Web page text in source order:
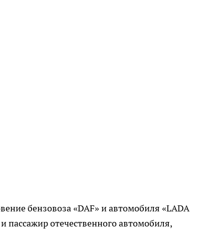
бензовоза «DAF» и автомобиля «LADA
пассажир отечественного автомобиля,